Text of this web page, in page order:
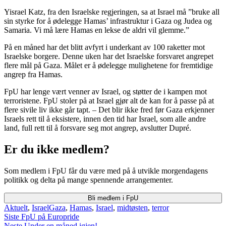
Yisrael Katz, fra den Israelske regjeringen, sa at Israel må ”bruke all
sin styrke for å ødelegge Hamas’ infrastruktur i Gaza og Judea og
Samaria. Vi må lære Hamas en lekse de aldri vil glemme.”
På en måned har det blitt avfyrt i underkant av 100 raketter mot
Israelske borgere. Denne uken har det Israelske forsvaret angrepet
flere mål på Gaza. Målet er å ødelegge mulighetene for fremtidige
angrep fra Hamas.
FpU har lenge vært venner av Israel, og støtter de i kampen mot
terroristene. FpU stoler på at Israel gjør alt de kan for å passe på at
flere sivile liv ikke går tapt. – Det blir ikke fred før Gaza erkjenner
Israels rett til å eksistere, innen den tid har Israel, som alle andre
land, full rett til å forsvare seg mot angrep, avslutter Dupré.
Er du ikke medlem?
Som medlem i FpU får du være med på å utvikle morgendagens
politikk og delta på mange spennende arrangementer.
Bli medlem i FpU
Categories
Aktuelt, IsraelTags
Gaza, Hamas, Israel, midtøsten, terror
Innleggsnavigasjon
SisteSiste
FpU på Europride